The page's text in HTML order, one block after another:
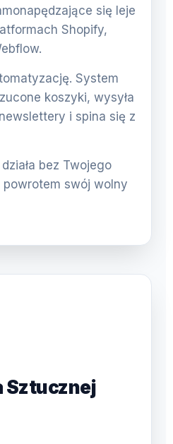
się leje
Shopify,
System
koszyki, wysyła
i spina się z
bez Twojego
powrotem swój wolny
Sztucznej